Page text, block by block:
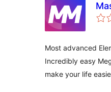
Most advanced
Incredibly easy
make your life